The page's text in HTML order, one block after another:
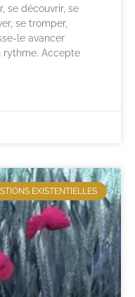
se découvrir, se
se tromper,
le avancer
rythme. Accepte
EXISTENTIELLES